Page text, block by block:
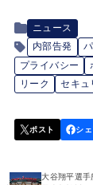
ニュース
内部告発
プライバシー
リーク
セキュ
大谷翔平選手